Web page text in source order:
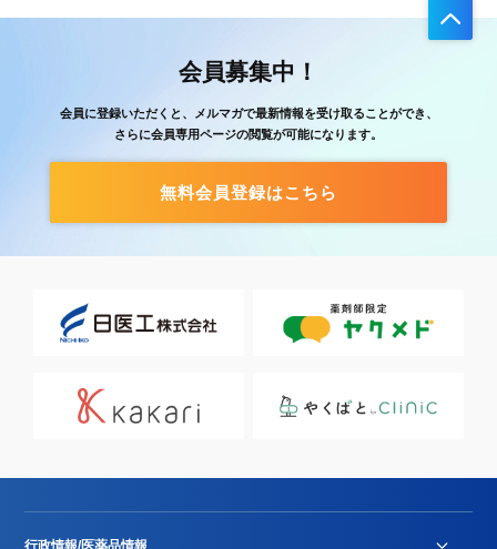
会員募集中！
会員に登録いただくと、メルマガで最新情報を受け取ることができ、
さらに会員専用ページの閲覧が可能になります。
無料会員登録はこちら
行政情報/医薬品情報